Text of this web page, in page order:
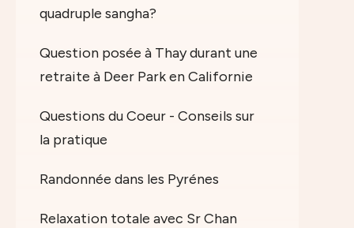
quadruple sangha?
Question posée à Thay durant une
retraite à Deer Park en Californie
Questions du Coeur - Conseils sur
la pratique
Randonnée dans les Pyrénes
Relaxation totale avec Sr Chan